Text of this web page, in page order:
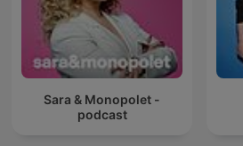
Sara & Monopolet -
podcast